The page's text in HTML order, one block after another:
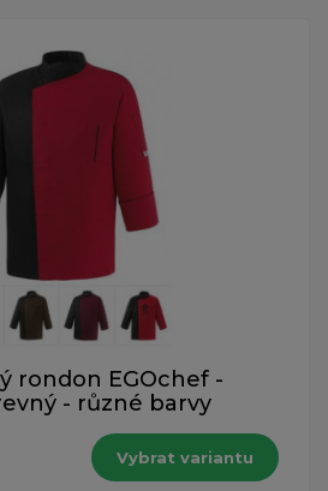
rondon EGOchef -
- různé barvy
Vybrat variantu